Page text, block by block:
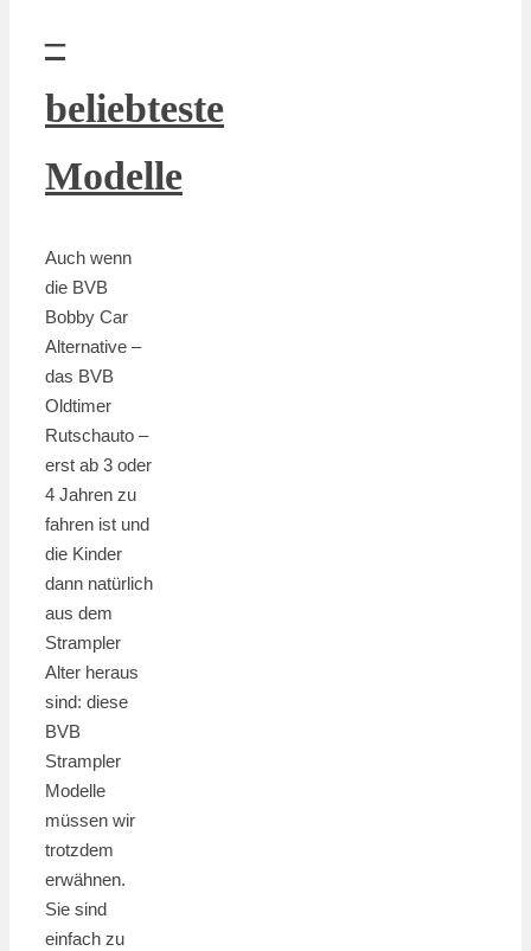
–
beliebteste
Modelle
Auch wenn
die BVB
Bobby Car
Alternative –
das BVB
Oldtimer
Rutschauto –
erst ab 3 oder
4 Jahren zu
fahren ist und
die Kinder
dann natürlich
aus dem
Strampler
Alter heraus
sind: diese
BVB
Strampler
Modelle
müssen wir
trotzdem
erwähnen.
Sie sind
einfach zu